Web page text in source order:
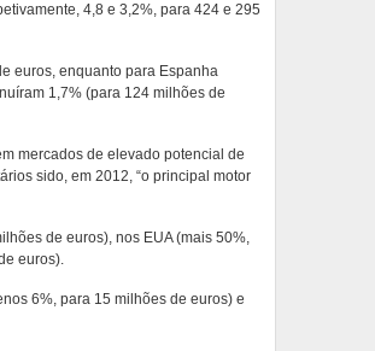
4,8 e 3,2%, para 424 e 295
euros, enquanto para Espanha
1,7% (para 124 milhões de
mercados de elevado potencial de
sido, em 2012, “o principal motor
de euros), nos EUA (mais 50%,
euros).
6%, para 15 milhões de euros) e